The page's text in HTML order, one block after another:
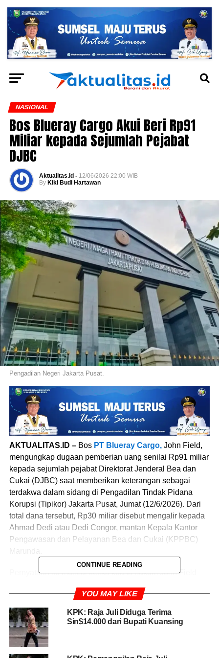
NASIONAL
Bos Blueray Cargo Akui Beri Rp91
Miliar kepada Sejumlah Pejabat
DJBC
Aktualitas.id - 12/06/2026 22:00 WIB
By Kiki Budi Hartawan
Pengadilan Negeri Jakarta Pusat.
AKTUALITAS.ID – Bos PT Blueray Cargo,John Field,
mengungkap dugaan pemberian uang senilai Rp91 miliar
kepada sejumlah pejabat Direktorat Jenderal Bea dan
Cukai (DJBC) saat memberikan keterangan sebagai
terdakwa dalam sidang di Pengadilan Tindak Pidana
Korupsi (Tipikor) Jakarta Pusat, Jumat (12/6/2026). Dari
total dana tersebut, Rp30 miliar disebut mengalir kepada
Ahmad Dedi atau Dedi Congor, mantan Kepala Kantor
Pengawasan dan Pelayanan Bea dan Cukai (KPPBC)
Pernyataan itu muncul ketika kuasa hukum John Field
terungkap dalam dakwaanKomisi Pemberantasan
Korupsi (KPK).
Dalam dakwaan, nilai pemberian yang
disebutkan mencapai Rp61 miliar, sedangkan hasil
pemeriksaan penyidikan mencatat angka Rp91 miliar.
“Ini 91 miliar sudah terungkap di pemeriksaan penyidikan,
CONTINUE READING
YOU MAY LIKE
KPK: Raja Juli Diduga Terima
Sin$14.000 dari Bupati Kuansing